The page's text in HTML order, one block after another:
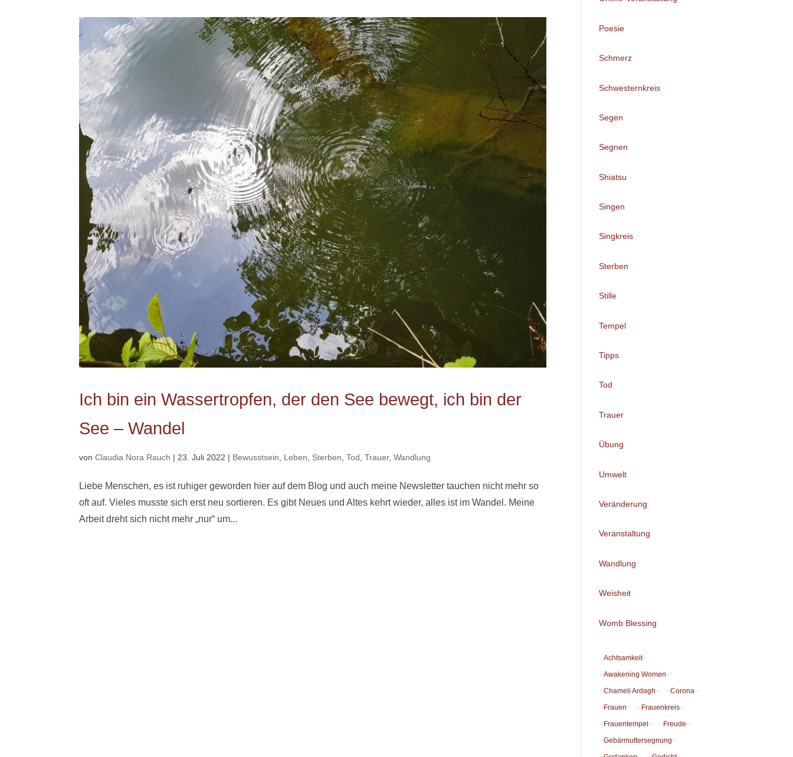
Ich bin ein Wassertropfen, der den See bewegt, ich bin der
See – Wandel
vonClaudia Nora Rauch | 23. Juli 2022 | Bewusstsein Leben Sterben ,Tod ,Trauer,Wandlung
Liebe Menschen, es ist ruhiger geworden hier auf dem Blog und auch meine Newsletter tauchen nicht mehr so
oft auf. Vieles musste sich erst neu sortieren. Es gibt Neues und Altes kehrt wieder, alles ist im Wandel. Meine
Arbeit dreht sich nicht mehr „nur“ um...
Poesie
Schmerz
Schwesternkreis
Segen
Segnen
Shiatsu
Singen
Singkreis
Sterben
Stille
Tempel
Tipps
Tod
Trauer
Übung
Umwelt
Veränderung
Veranstaltung
Wandlung
Weisheit
Womb Blessing
Achtsamkeit
Awakening Women
Chameli Ardagh
Corona
Frauen
Frauenkreis
Frauentempel
Freude
Gebärmuttersegnung